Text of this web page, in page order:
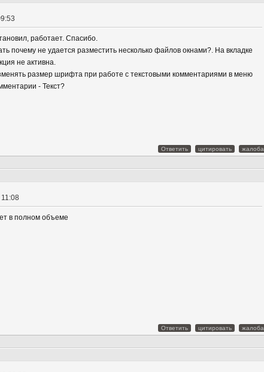
работает. Спасибо.
почему не удается разместить несколько файлов окнами?. На вкладке
не активна.
размер шрифта при работе с текстовыми комментариями в меню
- Текст?
Ответить цитировать жалоба
в полном объеме
Ответить цитировать жалоба